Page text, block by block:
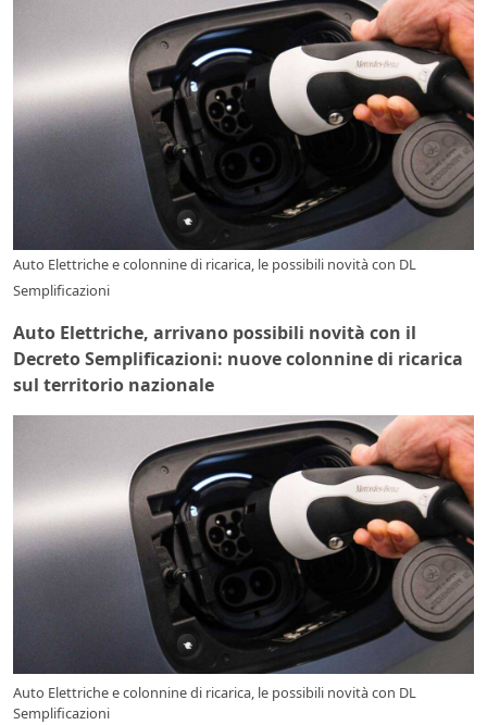
Auto Elettriche e colonnine di ricarica, le possibili novità con DL
Semplificazioni
Auto Elettriche, arrivano possibili novità con il
Decreto Semplificazioni: nuove colonnine di ricarica
sul territorio nazionale
Auto Elettriche e colonnine di ricarica, le possibili novità con DL
Semplificazioni